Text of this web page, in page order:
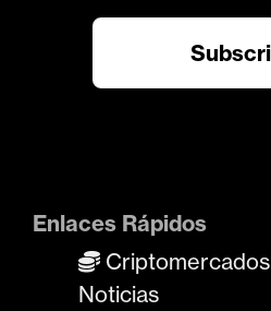
Enlaces Rápidos
Criptomercados
Noticias